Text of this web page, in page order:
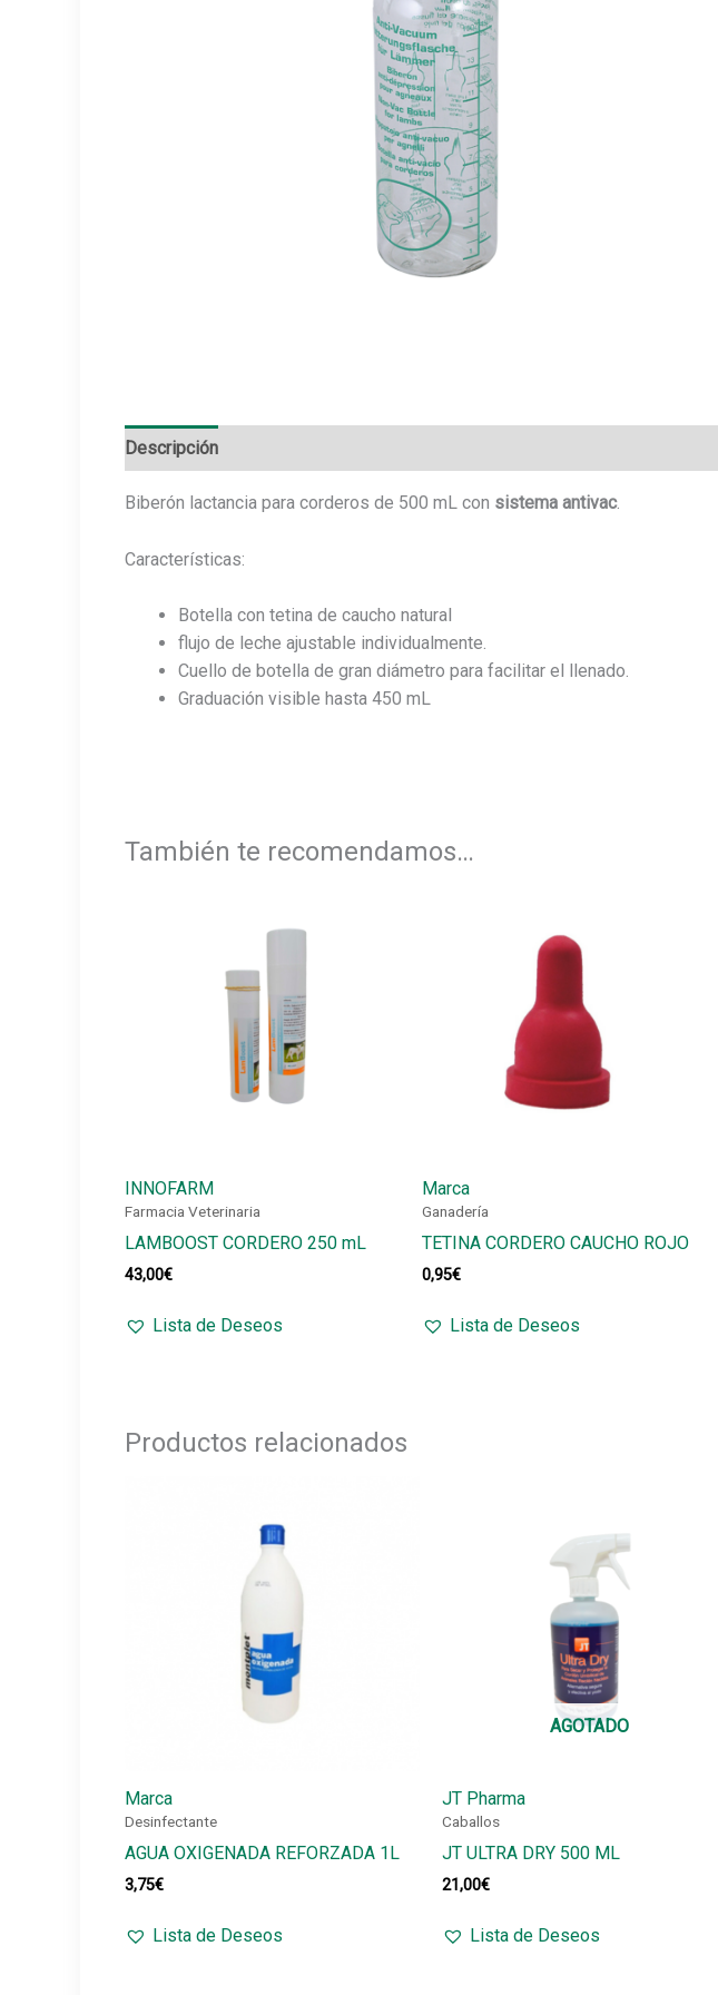
Descripción
Biberón lactancia para corderos de 500 mL con sistema antivac.
Características:
Botella con tetina de caucho natural
flujo de leche ajustable individualmente.
Cuello de botella de gran diámetro para facilitar el llenado.
Graduación visible hasta 450 mL
También te recomendamos…
INNOFARM
Farmacia Veterinaria
LAMBOOST CORDERO 250 mL
43,00€
Lista de Deseos
Marca
Ganadería
TETINA CORDERO CAUCHO ROJO
0,95€
Lista de Deseos
Productos relacionados
Marca
Desinfectante
AGUA OXIGENADA REFORZADA 1L
3,75€
Lista de Deseos
AGOTADO
JT Pharma
Caballos
JT ULTRA DRY 500 ML
21,00€
Lista de Deseos